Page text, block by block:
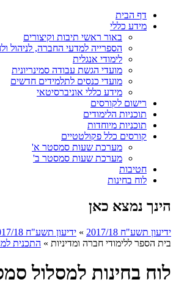
דף הבית
מידע כללי
באור ראשי תיבות וקיצורים
הספרייה למדעי החברה, לניהול
לימודי אנגלית
מועדי הגשת עבודה סמינריונית
מועדי כנסים לתלמידים חדשים
מידע כללי אוניברסיטאי
רישום לקורסים
תוכניות הלימודים
תוכניות מיוחדות
קורסים כלל פקולטטיים
מערכת שעות סמסטר א'
מערכת שעות סמסטר ב'
חטיבות
לוח בחינות
הינך נמצא כאן
ידיעון תשע"ח 2017/18 » ידיעון תשע"ח 2017/18
בית הספר ללימודי חברה ומדיניות » התכנית
לוח בחינות למסלול